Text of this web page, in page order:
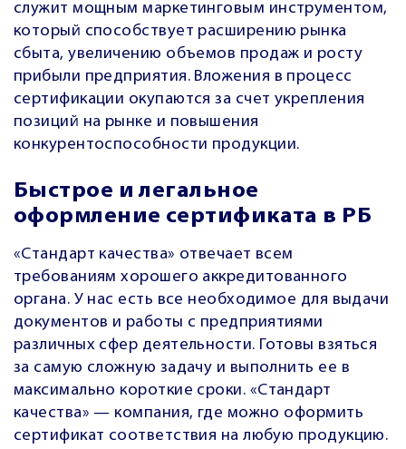
служит мощным маркетинговым инструментом,
который способствует расширению рынка
сбыта, увеличению объемов продаж и росту
прибыли предприятия. Вложения в процесс
сертификации окупаются за счет укрепления
позиций на рынке и повышения
конкурентоспособности продукции.
Быстрое и легальное
оформление сертификата в РБ
«Стандарт качества» отвечает всем
требованиям хорошего аккредитованного
органа. У нас есть все необходимое для выдачи
документов и работы с предприятиями
различных сфер деятельности. Готовы взяться
за самую сложную задачу и выполнить ее в
максимально короткие сроки. «Стандарт
качества» — компания, где можно оформить
сертификат соответствия на любую продукцию.